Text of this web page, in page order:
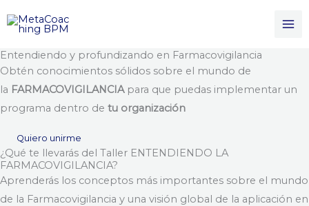
al
Entendiendo y profundizando en Farmacovigilancia
Obtén conocimientos sólidos sobre el mundo de
la FARMACOVIGILANCIApara que puedas implementar un
programa dentro de tu organización
Quiero unirme
¿Qué te llevarás del Taller ENTENDIENDO LA
FARMACOVIGILANCIA?
Aprenderás los conceptos más importantes sobre el mundo
de la Farmacovigilancia y una visión global de la aplicación en